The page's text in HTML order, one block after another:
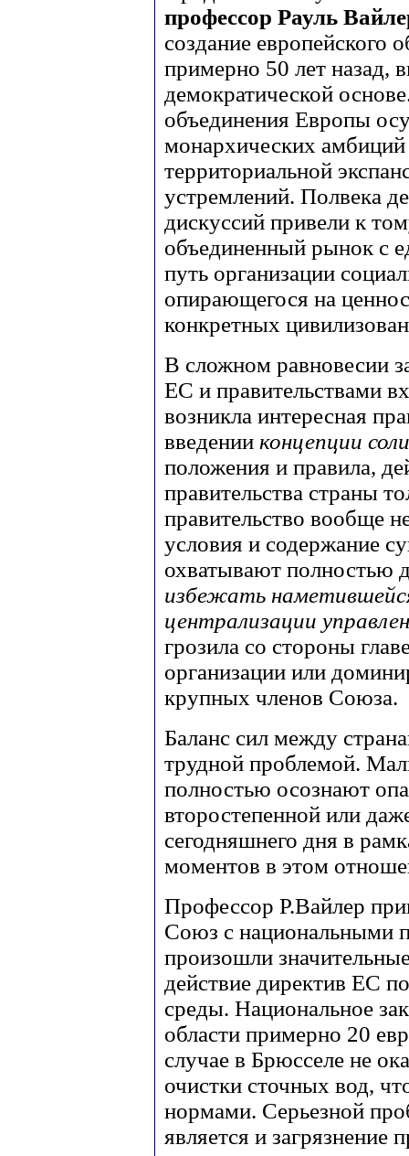
профессор Рауль
создание европейского
примерно 50 лет назад,
демократической
объединения Европы
монархических
территориальной
устремлений. Полвека
дискуссий привели к
объединенный рынок с
путь организации
опирающегося на
конкретных
В сложном равновесии
ЕС и правительствами
возникла интересная
введении концепции
положения и правила,
правительства страны
правительство вообще
условия и содержание
охватывают полностью
избежать
централизации
грозила со стороны
организации или
крупных членов Союза.
Баланс сил между
трудной проблемой.
полностью осознают
второстепенной или
сегодняшнего дня в
моментов в этом
Профессор Р.Вайлер
Союз с национальными
произошли
действие директив ЕС
среды. Национальное
области примерно 20
случае в Брюсселе не
очистки сточных вод,
нормами. Серьезной
является и загрязнение